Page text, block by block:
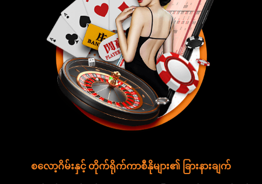
စလော့ဂိမ်းနှင့် တိုက်ရိုက်ကာစီနိုများ၏ ခြားနားချက်